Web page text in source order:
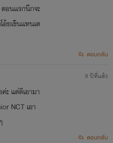
อนเเรกนึกจะ
ยเขินเเทนเต
ตอบกลับ
ะ แต่ดีเอามา
NCT เอา
9 ปีที่แล้ว
ตอบกลับ